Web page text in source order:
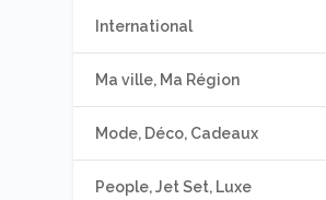
International
Ma ville, Ma Région
Mode, Déco, Cadeaux
People, Jet Set, Luxe